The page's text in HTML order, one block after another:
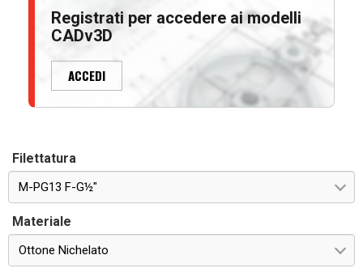
Registrati per accedere ai modelli
CADv3D
ACCEDI
Filettatura
M-PG13 F-G½"
Materiale
Ottone Nichelato